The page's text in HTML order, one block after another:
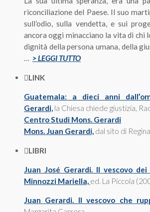
riconciliazione del Paese. Il suo
sull’odio, sulla vendetta, e sui
ancora oggi minacciano la vita di chi
dignità della persona umana, della
… > LEGGI TUTTO
LINK
Guatemala: a dieci anni
Gerardi, la Chiesa chiede giustizia,
Centro Studi Mons. Gerardi
Mons. Juan Gerardi, dal sito di
LIBRI
Juan José Gerardi. Il vescovo
Minnozzi Mariella, ed. La Piccola
Juan Gerardi. Il vescovo che